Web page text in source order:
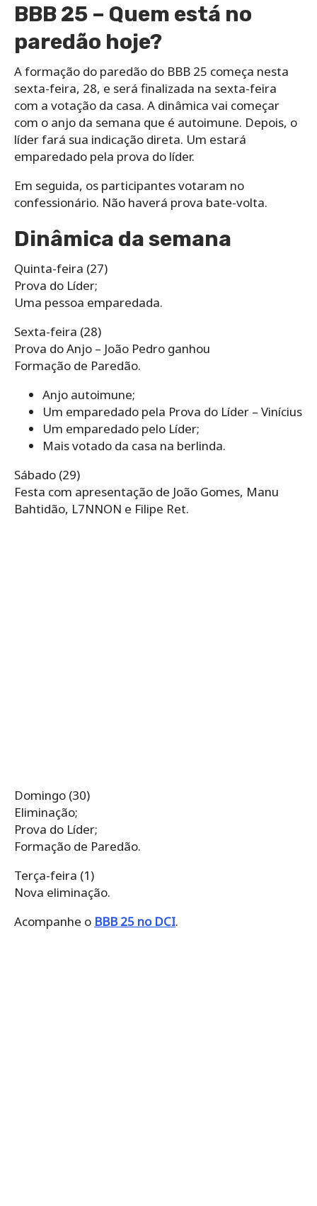
BBB 25 – Quem está no
paredão hoje?
A formação do paredão do BBB 25 começa nesta
sexta-feira, 28, e será finalizada na sexta-feira
com a votação da casa. A dinâmica vai começar
com o anjo da semana que é autoimune. Depois, o
líder fará sua indicação direta. Um estará
emparedado pela prova do líder.
Em seguida, os participantes votaram no
confessionário. Não haverá prova bate-volta.
Dinâmica da semana
Quinta-feira (27)
Prova do Líder;
Uma pessoa emparedada.
Sexta-feira (28)
Prova do Anjo – João Pedro ganhou
Formação de Paredão.
Anjo autoimune;
Um emparedado pela Prova do Líder – Vinícius
Um emparedado pelo Líder;
Mais votado da casa na berlinda.
Sábado (29)
Festa com apresentação de João Gomes, Manu
Bahtidão, L7NNON e Filipe Ret.
Domingo (30)
Eliminação;
Prova do Líder;
Formação de Paredão.
Terça-feira (1)
Nova eliminação.
Acompanhe o BBB 25 no DCI.